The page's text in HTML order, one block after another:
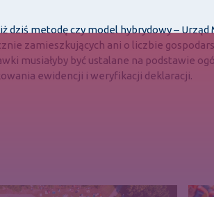
dziś metodę czy model hybrydowy –
zamieszkujących ani o liczbie
musiałyby być ustalane na podstawie
ewidencji i weryfikacji deklaracji.